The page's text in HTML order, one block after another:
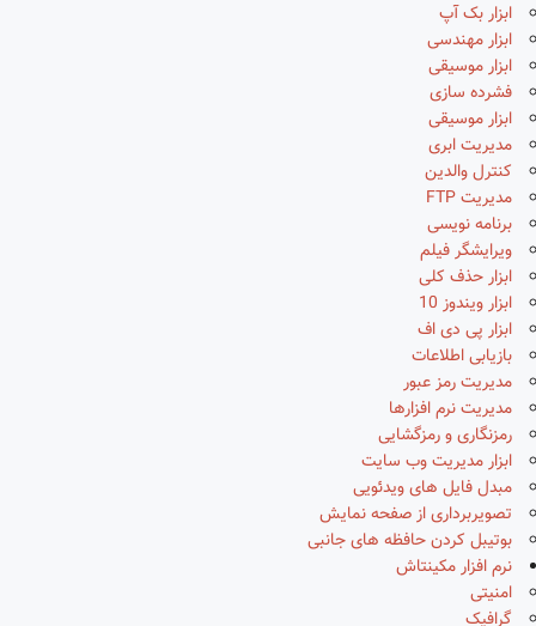
ابزار بک آپ
ابزار مهندسی
ابزار موسیقی
فشرده سازی
ابزار موسیقی
مدیریت ابری
کنترل والدین
مدیریت FTP
برنامه نویسی
ویرایشگر فیلم
ابزار حذف کلی
ابزار ویندوز 10
ابزار پی دی اف
بازیابی اطلاعات
مدیریت رمز عبور
مدیریت نرم افزارها
رمزنگاری و رمزگشایی
ابزار مدیریت وب سایت
مبدل فایل های ویدئویی
تصویربرداری از صفحه نمایش
بوتیبل کردن حافظه های جانبی
نرم افزار مکینتاش
امنیتی
گرافیک